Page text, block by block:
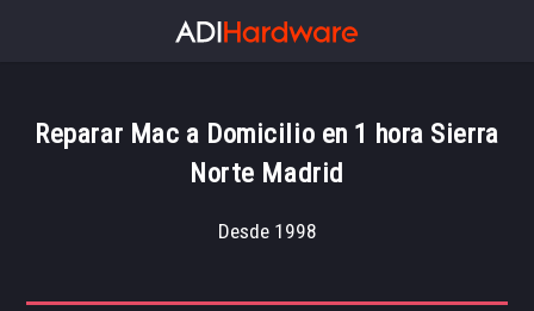
Reparar Mac a Domicilio en 1 hora Sierra
Norte Madrid
Desde 1998